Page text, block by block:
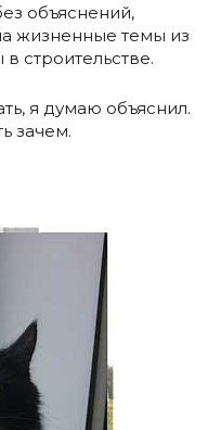
объяснений,
жизненные темы из
в строительстве.
я думаю объяснил.
зачем.